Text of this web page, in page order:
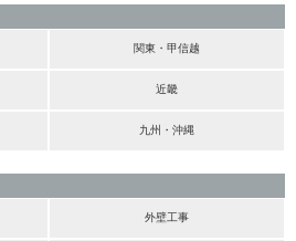
関東・甲信越
近畿
九州・沖縄
外壁工事